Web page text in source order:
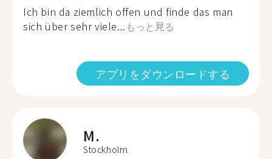
Ich bin da ziemlich offen und finde das man
sich über sehr viele... もっと見る
アプリをダウンロードする
M.
Stockholm